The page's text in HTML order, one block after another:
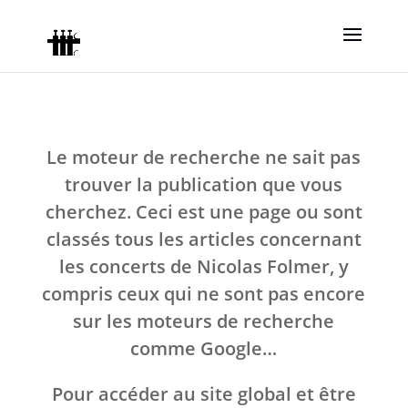
Le moteur de recherche ne sait pas
trouver la publication que vous
cherchez. Ceci est une page ou sont
classés tous les articles concernant
les concerts de Nicolas Folmer, y
compris ceux qui ne sont pas encore
sur les moteurs de recherche
comme Google…
Pour accéder au site global et être